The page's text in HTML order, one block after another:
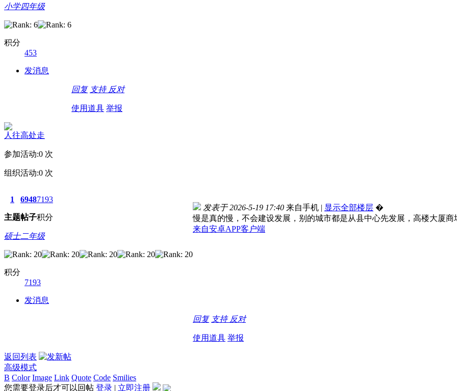
小学四年级
积分
453
发消息
回复 支持 反对
使用道具 举报
人往高处走
参加活动:0 次
组织活动:0 次
1
主题
6948
帖子
7193
积分
硕士二年级
积分
7193
发消息
发表于 2026-5-19 17:40 来自手机 | 显示全部楼层 �
慢是真的慢，不会建设发展，别的城市都是从县中心先发展，高楼大厦商
来自安卓APP客户端
回复 支持 反对
使用道具 举报
返回列表
高级模式
B Color Image Link Quote Code Smilies
您需要登录后才可以回帖 登录 | 立即注册